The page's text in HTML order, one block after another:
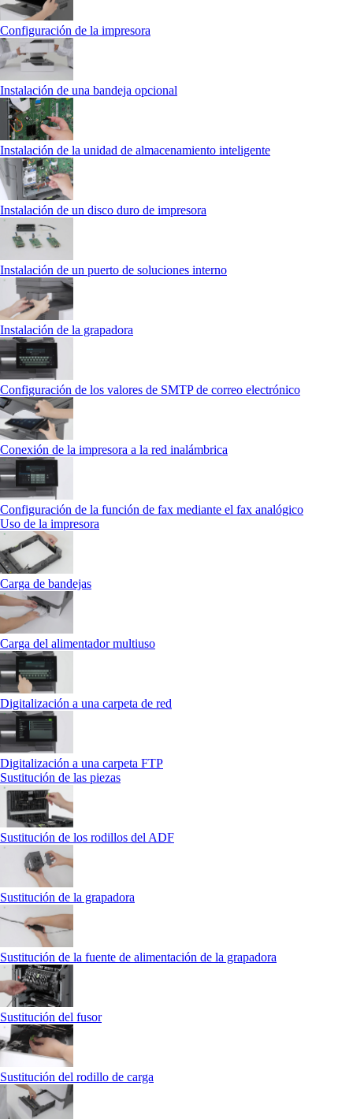
Configuración de la impresora
Instalación de una bandeja opcional
Instalación de la unidad de almacenamiento inteligente
Instalación de un disco duro de impresora
Instalación de un puerto de soluciones interno
Instalación de la grapadora
Configuración de los valores de SMTP de correo electrónico
Conexión de la impresora a la red inalámbrica
Configuración de la función de fax mediante el fax analógico
Uso de la impresora
Carga de bandejas
Carga del alimentador multiuso
Digitalización a una carpeta de red
Digitalización a una carpeta FTP
Sustitución de las piezas
Sustitución de los rodillos del ADF
Sustitución de la grapadora
Sustitución de la fuente de alimentación de la grapadora
Sustitución del fusor
Sustitución del rodillo de carga